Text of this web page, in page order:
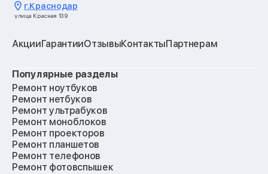
г.Краснодар
улица Красная 139
АкцииГарантииОтзывыКонтактыПартнерам
Популярные разделы
Ремонт ноутбуков
Ремонт нетбуков
Ремонт ультрабуков
Ремонт моноблоков
Ремонт проекторов
Ремонт планшетов
Ремонт телефонов
Ремонт фотовспышек